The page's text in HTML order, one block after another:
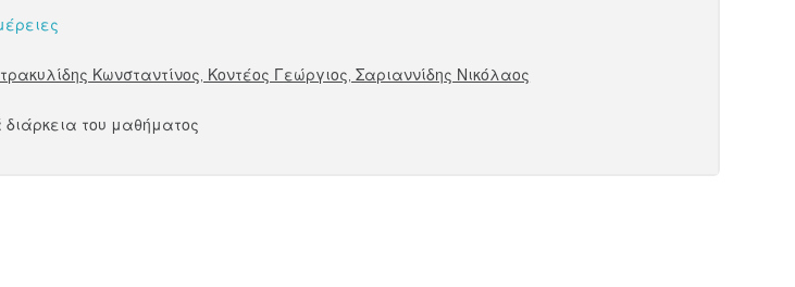
Κωνσταντίνος, Κοντέος Γεώργιος, Σαριαννίδης Νικόλαος
διάρκεια του μαθήματος